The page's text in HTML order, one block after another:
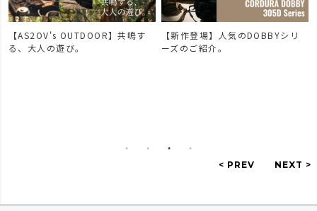
【AS2OV's OUTDOOR】共鳴す
る、大人の遊び。
【新作登場】人気のDOBBYシリ
ーズのご紹介。